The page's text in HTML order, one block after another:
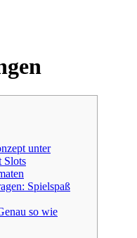
unter
Slots
Spielspaß
so wie